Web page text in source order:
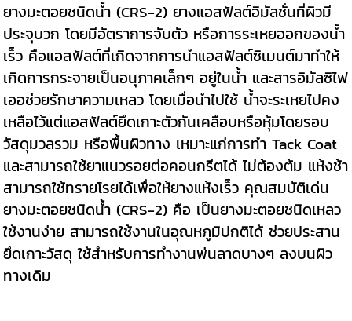
ยางมะตอยชนิดน้ำ (CRS-2) ยางแอสฟัลต์อิมัลชั่นที่ผิวมี
ประจุบวก โดยมีอัตราการจับตัว หรือการระเหยออกของน้ำ
เร็ว คือแอสฟัลต์ที่เกิดจากการนำแอสฟัลต์ซิเมนต์มาทำให้
เกิดการกระจายเป็นอนุภาคเล็กๆ อยู่ในน้ำ และสารอิมัลซิไฟ
เออช่วยรักษาความเหลว โดยเมื่อนำไปใช้ น้ำจะระเหยไปคง
เหลือไว้แต่แอสฟัลต์ยึดเกาะตัวกันเคลือบหรือหุ้มโดยรอบ
วัสดุมวลรวม หรือพื้นผิวทาง เหมาะแก่การทำ Tack Coat
และสามารถใช้ยาแนวรอยต่อคอนกรีตได้ ไม่ต้องต้ม แห้งช้า
สามารถใช้ทรายโรยได้เพื่อให้ยางแห้งเร็ว คุณสมบัติเด่น
ยางมะตอยชนิดน้ำ (CRS-2) คือ เป็นยางมะตอยชนิดเหลว
ใช้งานง่าย สามารถใช้งานในอุณหภูมิปกติได้ ช่วยประสาน
ยึดเกาะวัสดุ ใช้สำหรับการทำงานพ่นลาดบางๆ ลงบนผิว
ทางเดิม